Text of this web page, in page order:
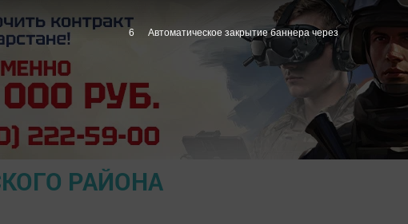
РАЙОНА
5 Автоматическое закрытие баннера через